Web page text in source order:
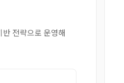
전략으로 운영해